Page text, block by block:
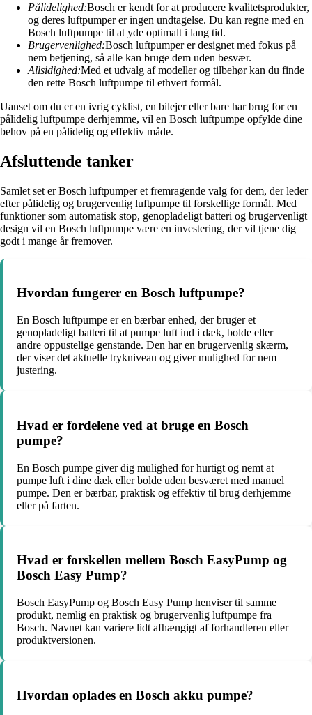
Pålidelighed:Bosch er kendt for at producere kvalitetsprodukter,
og deres luftpumper er ingen undtagelse. Du kan regne med en
Bosch luftpumpe til at yde optimalt i lang tid.
Brugervenlighed:Bosch luftpumper er designet med fokus på
nem betjening, så alle kan bruge dem uden besvær.
Allsidighed:Med et udvalg af modeller og tilbehør kan du finde
den rette Bosch luftpumpe til ethvert formål.
Uanset om du er en ivrig cyklist, en bilejer eller bare har brug for en
pålidelig luftpumpe derhjemme, vil en Bosch luftpumpe opfylde dine
behov på en pålidelig og effektiv måde.
Afsluttende tanker
Samlet set er Bosch luftpumper et fremragende valg for dem, der leder
efter pålidelig og brugervenlig luftpumpe til forskellige formål. Med
funktioner som automatisk stop, genopladeligt batteri og brugervenligt
design vil en Bosch luftpumpe være en investering, der vil tjene dig
godt i mange år fremover.
Hvordan fungerer en Bosch luftpumpe?
En Bosch luftpumpe er en bærbar enhed, der bruger et
genopladeligt batteri til at pumpe luft ind i dæk, bolde eller
andre oppustelige genstande. Den har en brugervenlig skærm,
der viser det aktuelle trykniveau og giver mulighed for nem
justering.
Hvad er fordelene ved at bruge en Bosch
pumpe?
En Bosch pumpe giver dig mulighed for hurtigt og nemt at
pumpe luft i dine dæk eller bolde uden besværet med manuel
pumpe. Den er bærbar, praktisk og effektiv til brug derhjemme
eller på farten.
Hvad er forskellen mellem Bosch EasyPump og
Bosch Easy Pump?
Bosch EasyPump og Bosch Easy Pump henviser til samme
produkt, nemlig en praktisk og brugervenlig luftpumpe fra
Bosch. Navnet kan variere lidt afhængigt af forhandleren eller
produktversionen.
Hvordan oplades en Bosch akku pumpe?